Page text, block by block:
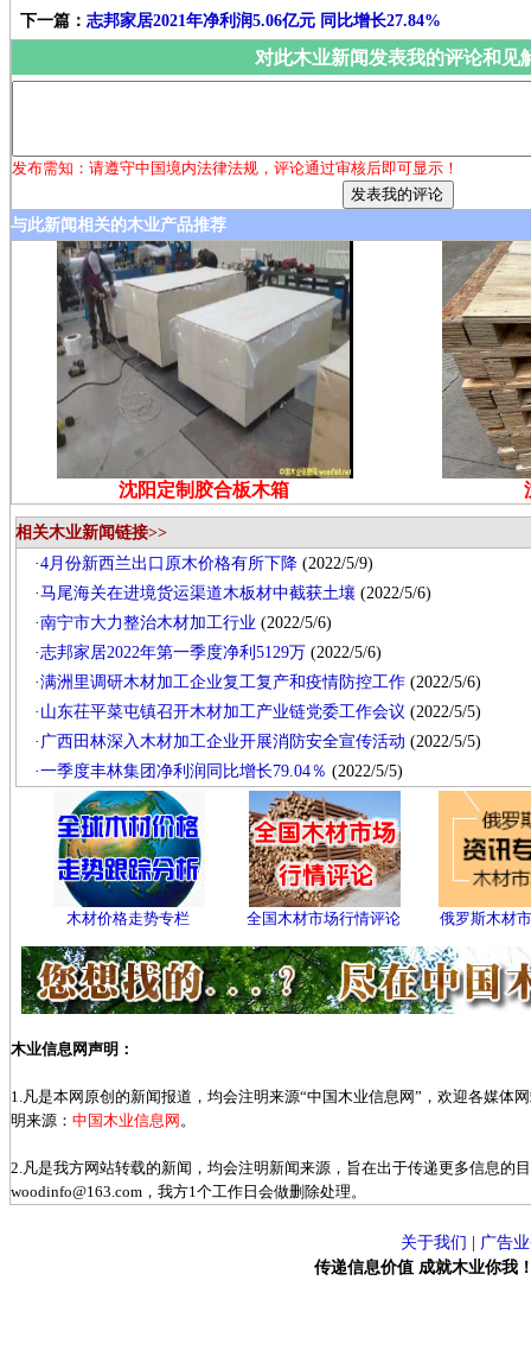
下一篇： 志邦家居2021年净利润5.06亿元 同比增长27.84%
对此木业新闻发表我的评论和见
发布需知：请遵守中国境内法律法规，评论通过审核后即可显示！
与此新闻相关的木业产品推荐
沈阳定制胶合板木箱
相关木业新闻链接>>
·4月份新西兰出口原木价格有所下降 (2022/5/9)
·马尾海关在进境货运渠道木板材中截获土壤 (2022/5/6)
·南宁市大力整治木材加工行业 (2022/5/6)
·志邦家居2022年第一季度净利5129万 (2022/5/6)
·满洲里调研木材加工企业复工复产和疫情防控工作 (2022/5/6)
· 山东茌平菜屯镇召开木材加工产业链党委工作会议 (2022/5/5)
· 广西田林深入木材加工企业开展消防安全宣传活动 (2022/5/5)
·一季度丰林集团净利润同比增长79.04％ (2022/5/5)
木材价格走势专栏 全国木材市场行情评论 俄罗斯木材
木业信息网声明：
1.凡是本网原创的新闻报道，均会注明来源“中国木业信息网”，欢迎各媒体
明来源： 中国木业信息网 。
2.凡是我方网站转载的新闻，均会注明新闻来源，旨在出于传递更多信息的
woodinfo@163.com，我方1个工作日会做删除处理。
关于我们
广告
传递信息价值 成就木业你我